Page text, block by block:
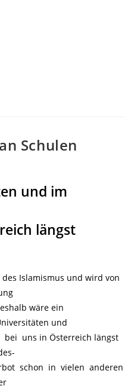
Schulen
und im
längst
Islamismus und wird von
wäre ein
und
uns in Österreich längst
schon in vielen anderen